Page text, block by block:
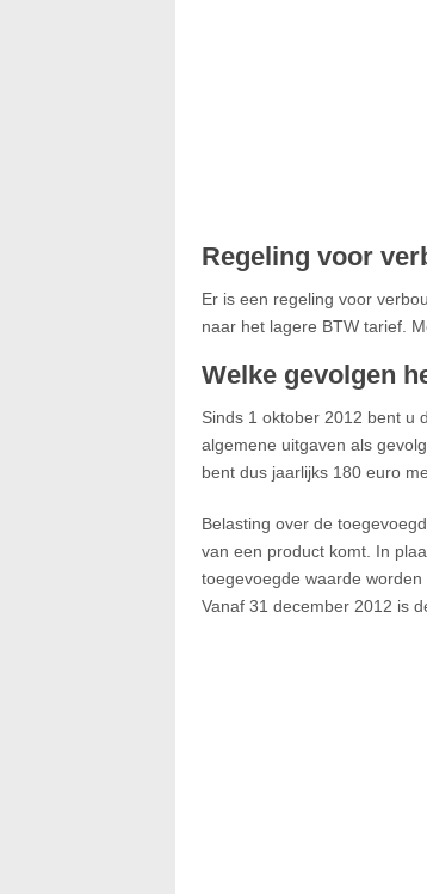
Regeling voor
Er is een regeling voor
naar het lagere BTW tarief.
Welke gevolgen
Sinds 1 oktober 2012 bent u
algemene uitgaven als
bent dus jaarlijks 180 euro
Belasting over de
van een product komt. In
toegevoegde waarde worden
Vanaf 31 december 2012 is